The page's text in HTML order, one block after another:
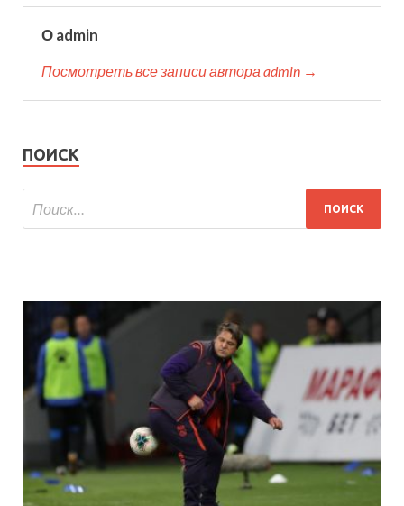
О admin
Посмотреть все записи автора admin →
ПОИСК